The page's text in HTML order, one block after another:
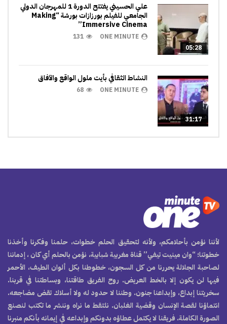
05:28
علي الحسيني يفتتح الدورة 1 للمهرجان الدولي
الجامعي للفيلم بورزازات بورشة “Making
Immersive Cinema”
ONE MINUTE
131
31:17
النشاط الثقافي بأيت ملول الواقع والآفاق
ONE MINUTE
68
لأننا نؤمن بأحلامكم، ولأنه لتحقيق الحلم خطوات، حلمنا وفكرنا وأخذنا
خطوتنا؛ “وان مينيت تيفي” قناة مغربية شبابية، نؤمن بالحلم أي كان ، إدماننا
لصاحبة الجلالة يحررنا من كل السجون، خطوطنا بكل ألوان الطيف، الأحمر
فيها لن يكون إلا بالخط العريض. روح الفريق طاقتنا، وبساطتنا في قربنا.
سخريتنا إبداع، وإبداعنا جنون. وطننا لا حدود له ولا أسلاك تقض مضاجعه.
انتماؤنا لقصة الإنسان وقضية الغلبان. نلتقط ما نراه وننشر ما تكتب لنصنع
الصورة الكاملة. فريقنا لا يكتمل عطاؤه بدونكم وإبداعه في إيمانه بأنكم منبرنا